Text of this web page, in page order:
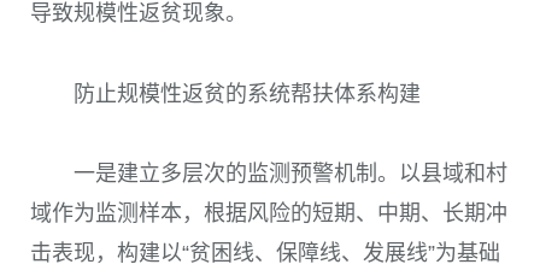
导致规模性返贫现象。
防止规模性返贫的系统帮扶体系构建
一是建立多层次的监测预警机制。 以县域和村
域作为监测样本，根据风险的短期、中期、长期冲
击表现，构建以“贫困线、保障线、发展线”为基础